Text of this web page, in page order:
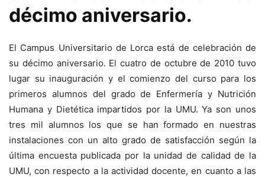
décimo aniversario.
El Campus Universitario de Lorca está de celebración de
su décimo aniversario. El cuatro de octubre de 2010 tuvo
lugar su inauguración y el comienzo del curso para los
primeros alumnos del grado de Enfermería y Nutrición
Humana y Dietética impartidos por la UMU. Ya son unos
tres mil alumnos los que se han formado en nuestras
instalaciones con un alto grado de satisfacción según la
última encuesta publicada por la unidad de calidad de la
UMU, con respecto a la actividad docente, en cuanto a las